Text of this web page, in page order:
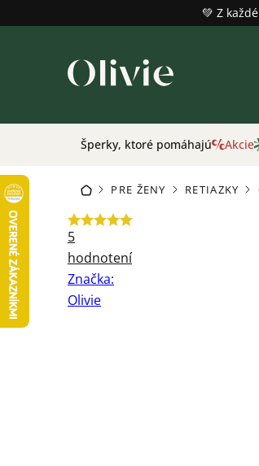
na
💚 Z
Šperky, ktoré pomáhajú Akcie
DOMOVPRE ŽENY RETIAZKY
Priemerné
hodnotenie
produktu
je
5
hodnotení
Značka:
Olivie